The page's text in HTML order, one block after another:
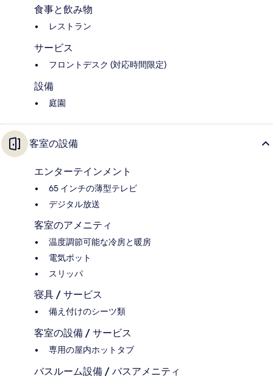
食事と飲み物
レストラン
サービス
フロントデスク (対応時間限定)
設備
庭園
客室の設備
エンターテインメント
65 インチの薄型テレビ
デジタル放送
客室のアメニティ
温度調節可能な冷房と暖房
電気ポット
スリッパ
寝具 / サービス
備え付けのシーツ類
客室の設備 / サービス
専用の屋内ホットタブ
バスルーム設備 / バスアメニティ